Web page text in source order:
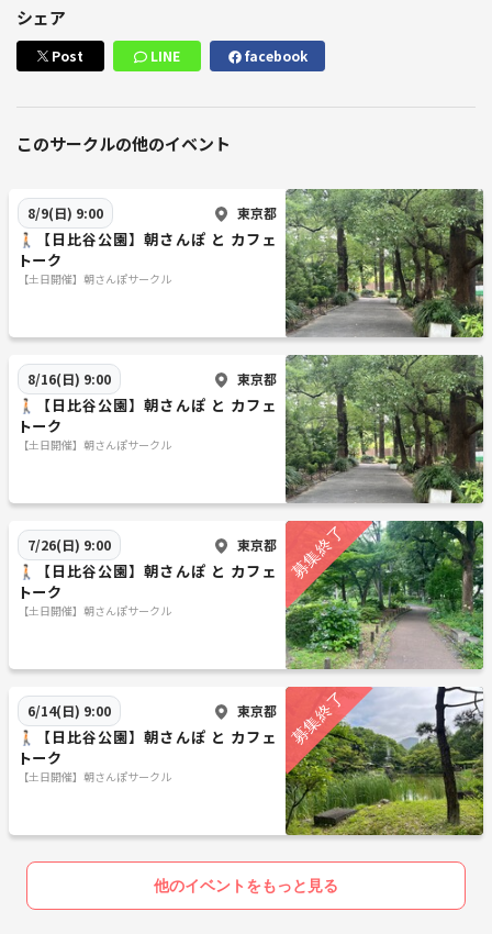
シェア
Post LINE facebook
このサークルの他のイベント
8/9(日) 9:00 東京都
🚶🏻【日比谷公園】朝さんぽ と カフェ
トーク
【土日開催】朝さんぽサークル
8/16(日) 9:00 東京都
🚶🏻【日比谷公園】朝さんぽ と カフェ
トーク
【土日開催】朝さんぽサークル
7/26(日) 9:00 東京都
🚶🏻【日比谷公園】朝さんぽ と カフェ
トーク
【土日開催】朝さんぽサークル
6/14(日) 9:00 東京都
🚶🏻【日比谷公園】朝さんぽ と カフェ
トーク
【土日開催】朝さんぽサークル
他のイベントをもっと見る